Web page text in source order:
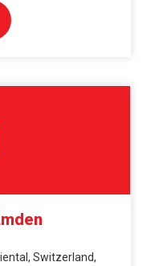
Switzerland,